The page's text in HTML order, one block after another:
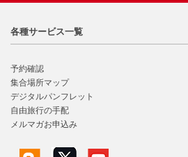
各種サービス一覧
予約確認
集合場所マップ
デジタルパンフレット
自由旅行の手配
メルマガお申込み